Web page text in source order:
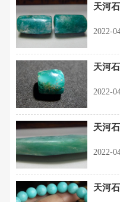
天河
2022-
天河
2022-
天河
2022-
天河